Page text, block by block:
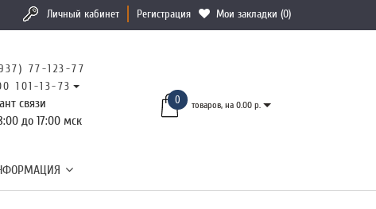
Личный кабинет Регистрация Мои закладки (0)
77-123-77
101-13-73
связи
до 17:00 мск
0 товаров, на 0.00 р.